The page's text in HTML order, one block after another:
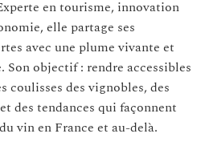
en tourisme, innovation
elle partage ses
avec une plume vivante et
Son objectif : rendre accessibles
coulisses des vignobles, des
des tendances qui façonnent
vin en France et au-delà.